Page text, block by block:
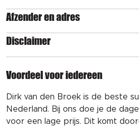
Afzender en adres
Disclaimer
Voordeel voor iedereen
Dirk van den Broek is de beste
Nederland. Bij ons doe je de
voor een lage prijs. Dit komt